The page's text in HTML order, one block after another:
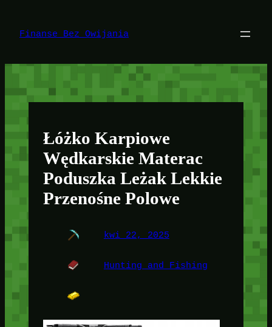
treści
Finanse Bez Owijania
Łóżko Karpiowe
Wędkarskie Materac
Poduszka Leżak Lekkie
Przenośne Polowe
kwi 22, 2025
Hunting and Fishing